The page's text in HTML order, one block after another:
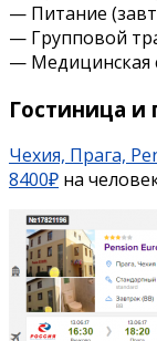
— Питание
— Групповой
— Медицинская
Гостиница и
Чехия, Прага,
8400₽ на